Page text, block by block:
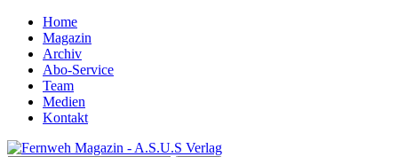
Home
Magazin
Archiv
Abo-Service
Team
Medien
Kontakt